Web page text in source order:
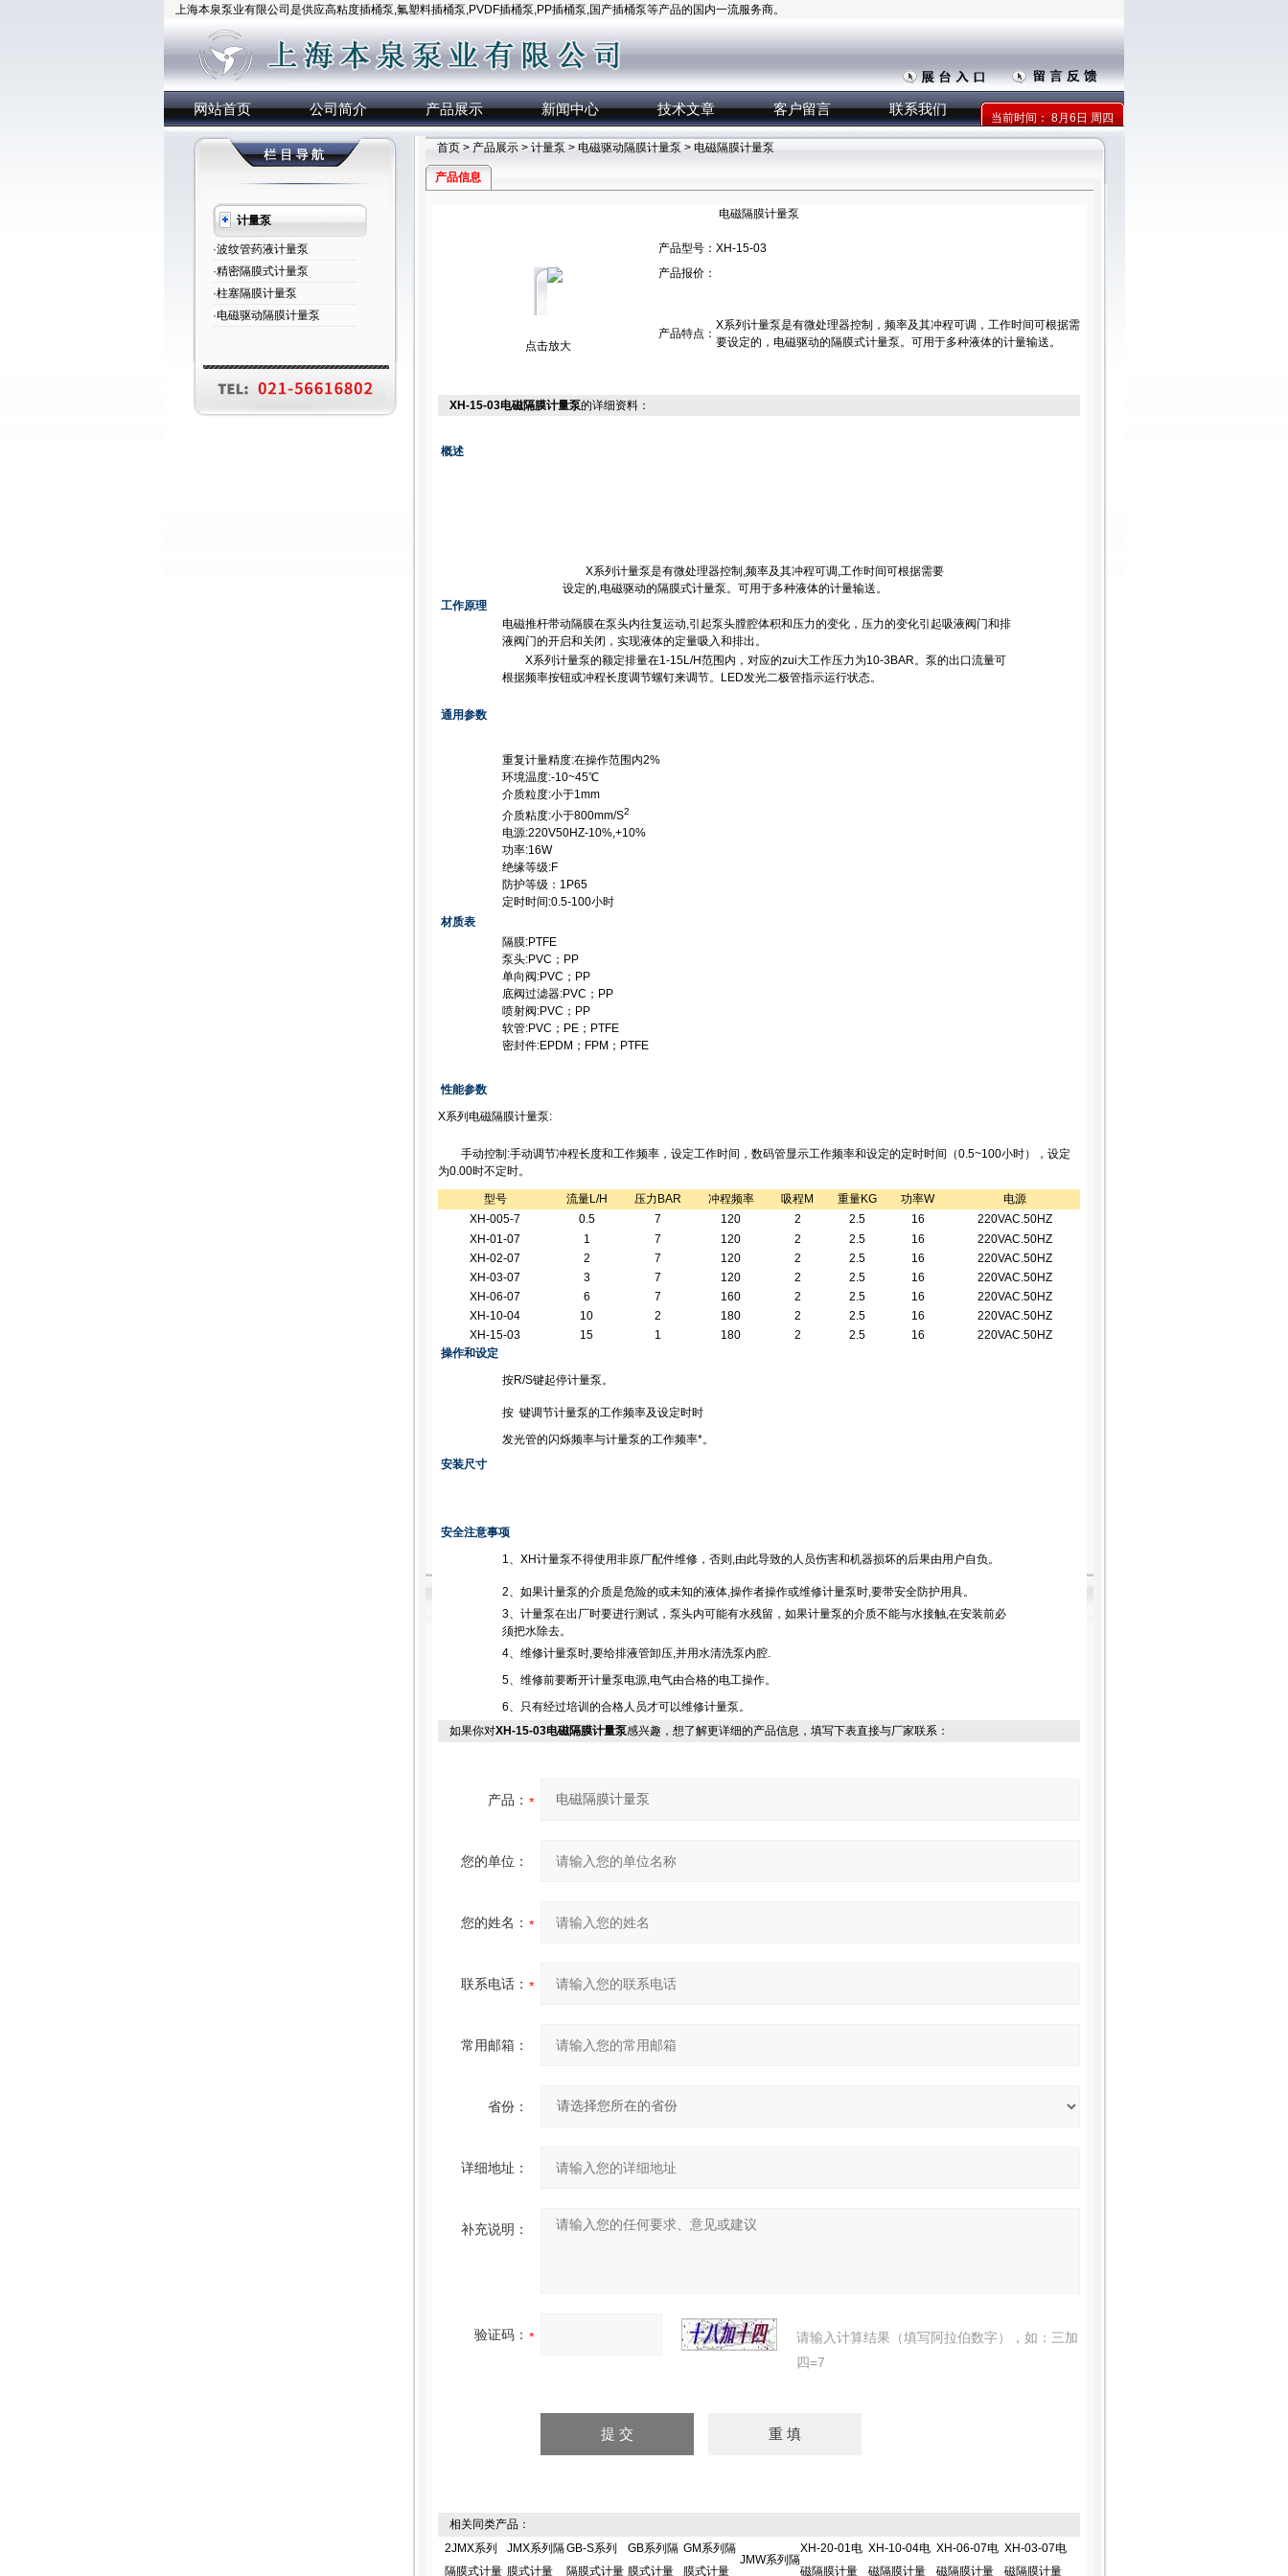
上海本泉泵业有限公司是供应高粘度插桶泵,氟塑料插桶泵,PVDF插桶泵,PP插桶泵,国产插桶泵等产品的国内一流服务商。
网站首页 公司简介 产品展示 新闻中心 技术文章 客户留言 联系我们
当前时间：8月6日 周四
计量泵
·波纹管药液计量泵
·精密隔膜式计量泵
·柱塞隔膜计量泵
·电磁驱动隔膜计量泵
首页> 产品展示> 计量泵 > 电磁驱动隔膜计量泵 > 电磁隔膜计量泵
产品信息
电磁隔膜计量泵
点击放大
产品型号： XH-15-03
产品报价：
产品特点：
X系列计量泵是有微处理器控制，频率及其冲程可调，工作时间可根据需
要设定的，电磁驱动的隔膜式计量泵。可用于多种液体的计量输送。
XH-15-03电磁隔膜计量泵的详细资料：
概述
X系列计量泵是有微处理器控制,频率及其冲程可调,工作时间可根据需要
设定的,电磁驱动的隔膜式计量泵。可用于多种液体的计量输送。
工作原理
电磁推杆带动隔膜在泵头内往复运动,引起泵头膛腔体积和压力的变化，压力的变化引起吸液阀门和排
液阀门的开启和关闭，实现液体的定量吸入和排出。
X系列计量泵的额定排量在1-15L/H范围内，对应的zui大工作压力为10-3BAR。泵的出口流量可
根据频率按钮或冲程长度调节螺钉来调节。LED发光二极管指示运行状态。
通用参数
重复计量精度:在操作范围内2%
环境温度:-10~45℃
介质粒度:小于1mm
介质粘度:小于800mm/S2
电源:220V50HZ-10%,+10%
功率:16W
绝缘等级:F
防护等级：1P65
定时时间:0.5-100小时
材质表
隔膜:PTFE
泵头:PVC；PP
单向阀:PVC；PP
底阀过滤器:PVC；PP
喷射阀:PVC；PP
软管:PVC；PE；PTFE
密封件:EPDM；FPM；PTFE
性能参数
X系列电磁隔膜计量泵:
手动控制:手动调节冲程长度和工作频率，设定工作时间，数码管显示工作频率和设定的定时时间（0.5~100小时），设定
为0.00时不定时。
型号 流量L/H 压力BAR 冲程频率 吸程M 重量KG 功率W
电源
XH-005-7
0.5 7 120 2 2.5 16
220VAC.50HZ
XH-01-07
1 7 120 2 2.5 16
220VAC.50HZ
XH-02-07
2 7 120 2 2.5 16
220VAC.50HZ
XH-03-07
3 7 120 2 2.5 16
220VAC.50HZ
XH-06-07
6 7 160 2 2.5 16
220VAC.50HZ
XH-10-04
10 2 180 2 2.5 16
220VAC.50HZ
XH-15-03
15 1 180 2 2.5 16
220VAC.50HZ
操作和设定
按R/S键起停计量泵。
按 键调节计量泵的工作频率及设定时时
发光管的闪烁频率与计量泵的工作频率*。
安装尺寸
安全注意事项
1、XH计量泵不得使用非原厂配件维修，否则,由此导致的人员伤害和机器损坏的后果由用户自负。
2、如果计量泵的介质是危险的或未知的液体,操作者操作或维修计量泵时,要带安全防护用具。
3、计量泵在出厂时要进行测试，泵头内可能有水残留，如果计量泵的介质不能与水接触,在安装前必
须把水除去。
4、维修计量泵时,要给排液管卸压,并用水清洗泵内腔.
5、维修前要断开计量泵电源,电气由合格的电工操作。
6、只有经过培训的合格人员才可以维修计量泵。
如果你对XH-15-03电磁隔膜计量泵感兴趣，想了解更详细的产品信息，填写下表直接与厂家联系：
产品：
您的单位：
您的姓名：
联系电话：
常用邮箱：
省份：
详细地址：
补充说明：
验证码：
请输入计算结果（填写阿拉伯数字），如：三加
四=7
相关同类产品：
2JMX系列
隔膜式计量
JMX系列隔
膜式计量
GB-S系列
隔膜式计量
GB系列隔
膜式计量
GM系列隔
膜式计量
JMW系列隔
XH-20-01电
磁隔膜计量
XH-10-04电
磁隔膜计量
XH-06-07电
磁隔膜计量
XH-03-07电
磁隔膜计量